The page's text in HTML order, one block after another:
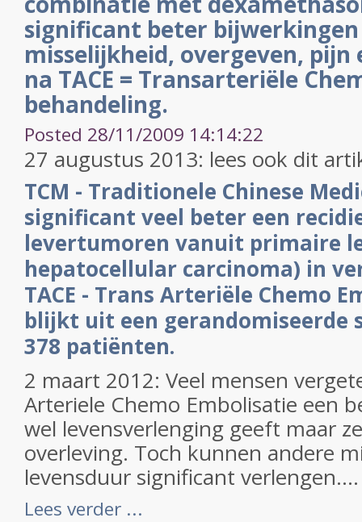
significant beter bijwerkingen
misselijkheid, overgeven,
na TACE = Transarteriële
behandeling.
Posted 28/11/2009 14:14:22
27 augustus 2013: lees ook dit
TCM - Traditionele Chinese
significant veel beter een
levertumoren vanuit primaire
hepatocellular carcinoma) in
TACE - Trans Arteriële Chemo
blijkt uit een gerandomiseerde
378 patiënten.
2 maart 2012: Veel mensen
Arteriele Chemo Embolisatie een
wel levensverlenging geeft maar
overleving. Toch kunnen andere
levensduur significant verlengen....
Lees verder ...